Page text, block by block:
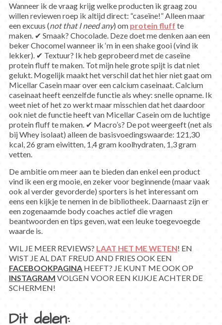
Wanneer ik de vraag krijg welke producten ik graag zou
willen reviewen roep ik altijd direct: “caseïne!” Alleen maar
een excuus (not that I need any) om protein fluff te
maken. ✔ Smaak? Chocolade. Deze doet me denken aan een
beker Chocomel wanneer ik ‘m in een shake gooi (vind ik
lekker). ✔ Textuur? Ik heb geprobeerd met de caseïne
protein fluff te maken. Tot mijn hele grote spijt is dat niet
gelukt. Mogelijk maakt het verschil dat het hier niet gaat om
Micellar Casein maar over een calcium caseinaat. Calcium
caseinaat heeft eenzelfde functie als whey: snelle opname. Ik
weet niet of het zo werkt maar misschien dat het daardoor
ook niet de functie heeft van Micellar Casein om de luchtige
protein fluff te maken. ✔ Macro’s? De pot weergeeft (net als
bij Whey isolaat) alleen de basisvoedingswaarde: 121,30
kcal, 26 gram eiwitten, 1,4 gram koolhydraten, 1,3 gram
vetten.
De ambitie om meer aan te bieden dan enkel een product
vind ik een erg mooie, en zeker voor beginnende (maar vaak
ook al verder gevorderde) sporters is het interessant om
eens een kijkje te nemen in de bibliotheek. Daarnaast zijn er
een zogenaamde body coaches actief die vragen
beantwoorden en tips geven, wat een leuke toegevoegde
waarde is.
WIL JE MEER REVIEWS? LAAT HET ME WETEN! EN
WIST JE AL DAT FREUD AND FRIES OOK EEN
FACEBOOKPAGINAHEEFT? JE KUNT ME OOK OP
INSTAGRAM VOLGEN VOOR EEN KIJKJE ACHTER DE
SCHERMEN!
Dit delen: